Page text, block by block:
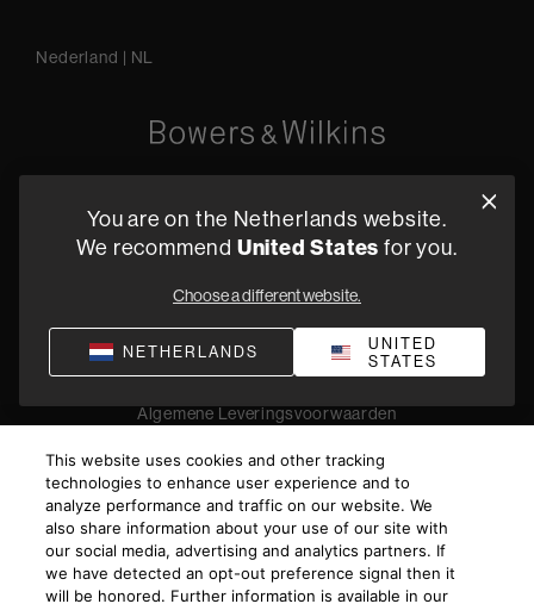
Nederland | NL
+31 4079 87614
Privacyverklaring Verkoopvoorwaarden
Compliance
Algemene Leveringsvoorwaarden
© 2026 Harman International Industries, Incorporated. All
rights reserved.
You are on the Netherlands website.
We recommend United States for you.
Choose a different website.
NETHERLANDS
UNITED
STATES
This website uses cookies and other tracking
technologies to enhance user experience and to
analyze performance and traffic on our website. We
also share information about your use of our site with
our social media, advertising and analytics partners. If
we have detected an opt-out preference signal then it
will be honored. Further information is available in our